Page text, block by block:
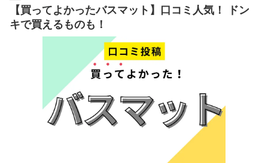
【買ってよかったバスマット】口コミ人気！ ドン
キで買えるものも！